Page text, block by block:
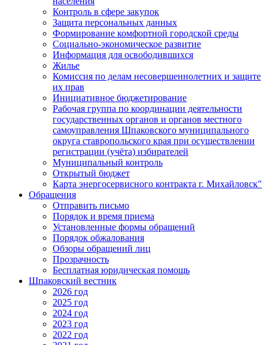
Контроль в сфере закупок
Защита персональных данных
Формирование комфортной городской среды
Социально-экономическое развитие
Информация для освободившихся
Жилье
Комиссия по делам несовершеннолетних и защите
их прав
Инициативное бюджетирование
Рабочая группа по координации деятельности
государственных органов и органов местного
самоуправления Шпаковского муниципального
округа ставропольского края при осуществлении
регистрации (учёта) избирателей
Муниципальный контроль
Открытый бюджет
Карта энергосервисного контракта г. Михайловск"
Обращения
Отправить письмо
Порядок и время приема
Установленные формы обращений
Порядок обжалования
Обзоры обращений лиц
Прозрачность
Бесплатная юридическая помощь
Шпаковский вестник
2026 год
2025 год
2024 год
2023 год
2022 год